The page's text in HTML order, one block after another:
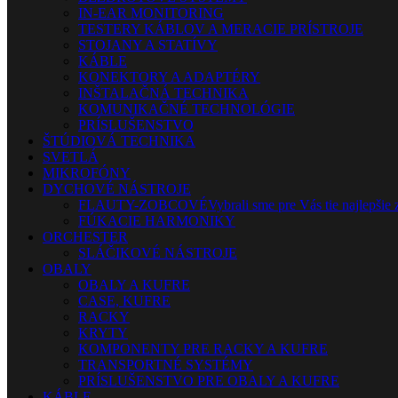
IN-EAR MONITORING
TESTERY KÁBLOV A MERACIE PRÍSTROJE
STOJANY A STATÍVY
KÁBLE
KONEKTORY A ADAPTÉRY
INŠTALAČNÁ TECHNIKA
KOMUNIKAČNÉ TECHNOLÓGIE
PRÍSLUŠENSTVO
ŠTÚDIOVÁ TECHNIKA
SVETLÁ
MIKROFÓNY
DYCHOVÉ NÁSTROJE
FLAUTY-ZOBCOVÉVybrali sme pre Vás tie
FÚKACIE HARMONIKY
ORCHESTER
SLÁČIKOVÉ NÁSTROJE
OBALY
OBALY A KUFRE
CASE, KUFRE
RACKY
KRYTY
KOMPONENTY PRE RACKY A KUFRE
TRANSPORTNÉ SYSTÉMY
PRÍSLUŠENSTVO PRE OBALY A KUFRE